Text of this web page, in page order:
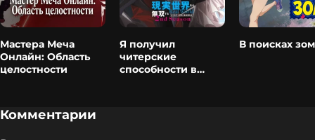
Мастера Меча
Онлайн: Область
целостности
Я получил
читерские
способности в
В поисках
Комментарии